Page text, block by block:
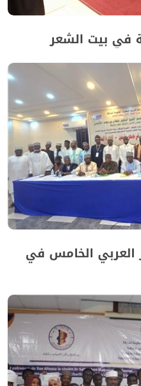
في بيت الشعر
العربي الخامس في